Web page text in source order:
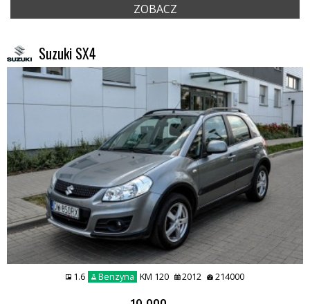
ZOBACZ
Suzuki SX4
1.6 Benzyna KM 120 2012 214000